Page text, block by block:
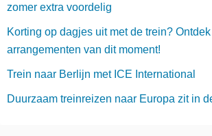
zomer extra voordelig
Korting op dagjes uit met de trein?
arrangementen van dit moment!
Trein naar Berlijn met ICE International
Duurzaam treinreizen naar Europa zit in